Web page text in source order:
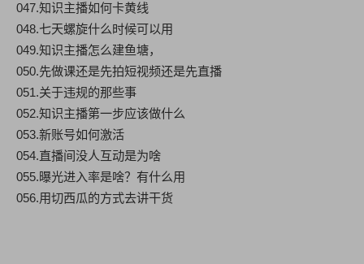
047.知识主播如何卡黄线
048.七天螺旋什么时候可以用
049.知识主播怎么建鱼塘，
050.先做课还是先拍短视频还是先直播
051.关于违规的那些事
052.知识主播第一步应该做什么
053.新账号如何激活
054.直播间没人互动是为啥
055.曝光进入率是啥？有什么用
056.用切西瓜的方式去讲干货